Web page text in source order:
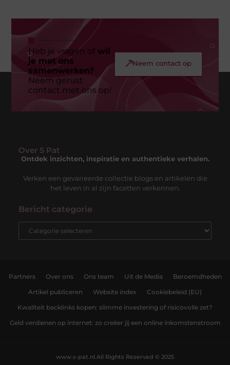
Heb je vragen ofwil
je met ons
samenwerken?
Neem gerust
contact met ons op!
Neem contact op
Over S Pat
Ontdek inzichten, inspiratie en authentieke verhalen.
Verken een gevarieerde collectie blogs en artikelen die
het leven in al zijn facetten verkennen.
Bericht categorie
Partners Over ons Ons team Uit de Media Beroemdheden
Artikel publiceren Website index Cookiebeleid (EU)
Kwaliteit backlinks kopen: slimme investering of risicovolle zet?
Geld verdienen op internet: zo creëer jij een online inkomstenstroom
All Rights Reserved © 2025
www.s-pat.nl.